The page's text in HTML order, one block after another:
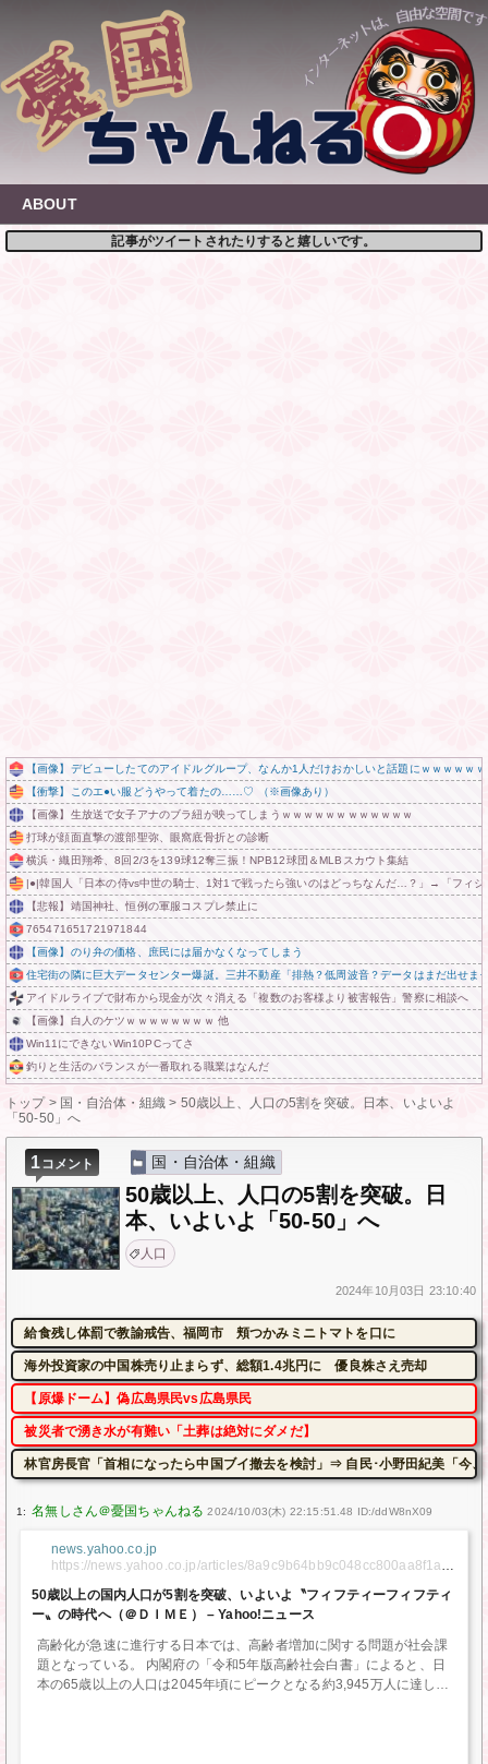
content
ABOUT
記事がツイートされたりすると嬉しいです。
【画像】デビューしたてのアイドルグループ、なんか1人だけおかしいと話題にｗｗｗｗｗ
【衝撃】このエ●い服どうやって着たの……♡ （※画像あり）
【画像】生放送で女子アナのブラ紐が映ってしまうｗｗｗｗｗｗｗｗｗｗｗｗ
打球が顔面直撃の渡部聖弥、眼窩底骨折との診断
横浜・織田翔希、8回2/3を139球12奪三振！NPB12球団＆MLBスカウト集結
|●|韓国人「日本の侍vs中世の騎士、1対1で戦ったら強いのはどっちなんだ…？」→「フィ
【悲報】靖国神社、恒例の軍服コスプレ禁止に
765471651721971844
【画像】のり弁の価格、庶民には届かなくなってしまう
住宅街の隣に巨大データセンター爆誕。三井不動産「排熱？低周波音？データはまだ出せま
アイドルライブで財布から現金が次々消える「複数のお客様より被害報告」警察に相談へ
【画像】白人のケツｗｗｗｗｗｗｗｗ 他
Win11にできないWin10PCってさ
釣りと生活のバランスが一番取れる職業はなんだ
トップ> 国・自治体・組織 > 50歳以上、人口の5割を突破。日本、いよいよ
「50-50」へ
1コメント 国・自治体・組織
50歳以上、人口の5割を突破。日
本、いよいよ「50-50」へ
人口
2024年10月03日 23:10:40
給食残し体罰で教諭戒告、福岡市 頬つかみミニトマトを口に
海外投資家の中国株売り止まらず、総額1.4兆円に 優良株さえ売却
【原爆ドーム】偽広島県民vs広島県民
被災者で湧き水が有難い「土葬は絶対にダメだ】
林官房長官「首相になったら中国ブイ撤去を検討」⇒ 自民･小野田紀美「今
1: 2024/10/03(木) 22:15:51.48 ID:/ddW8nX09
news.yahoo.co.jp
https://news.yahoo.co.jp/articles/8a9c9b64bb9c048cc800aa8f1a3
50歳以上の国内人口が5割を突破、いよいよ〝フィフティーフィフティ
ー〟の時代へ（＠ＤＩＭＥ） – Yahoo!ニュース
高齢化が急速に進行する日本では、高齢者増加に関する問題が社会課
題となっている。 内閣府の「令和5年版高齢社会白書」によると、日
本の65歳以上の人口は2045年頃にピークとなる約3,945万人に達し